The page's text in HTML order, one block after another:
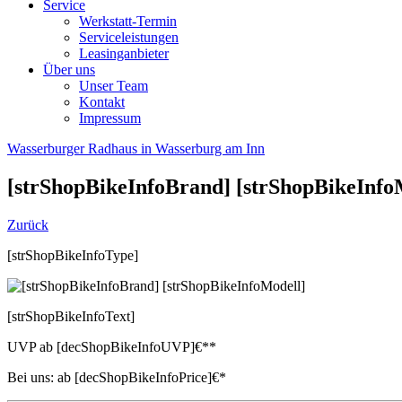
Service
Werkstatt-Termin
Serviceleistungen
Leasinganbieter
Über uns
Unser Team
Kontakt
Impressum
Wasserburger Radhaus in Wasserburg am Inn
[strShopBikeInfoBrand]
Zurück
[strShopBikeInfoType]
[strShopBikeInfoText]
UVP ab [decShopBikeInfoUVP]€**
Bei uns: ab [decShopBikeInfoPrice]€*